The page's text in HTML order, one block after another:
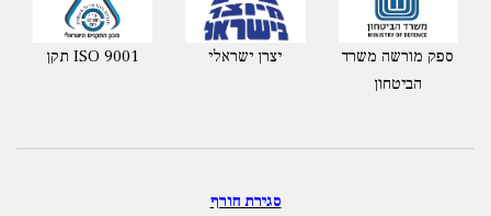
תקן ISO 9001 יצרן ישראלי
ספק מורשה משרד
הביטחון
סגירת חורף